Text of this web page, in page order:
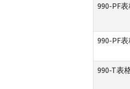
990-PF
990-PF
990-T表